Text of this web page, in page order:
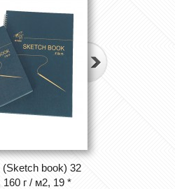
(Sketch book) 32
160 г / м2, 19 *